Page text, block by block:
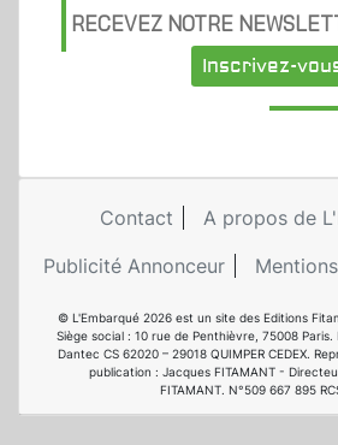
RECEVEZ NOTRE
Inscrivez-
Contact
A propos de
Publicité Annonceur
© L'Embarqué 2026 est un site des Editions
Siège social : 10 rue de Penthièvre, 75008
Dantec CS 62020 – 29018 QUIMPER CEDEX.
publication : Jacques FITAMANT -
FITAMANT. N°509 667 895